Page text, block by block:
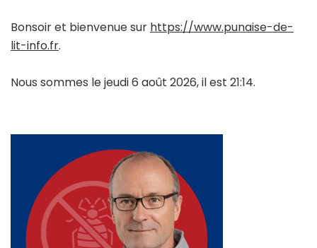
Bonsoir et bienvenue sur https://www.punaise-de-
lit-info.fr.
Nous sommes le jeudi 6 août 2026, il est 21:14.